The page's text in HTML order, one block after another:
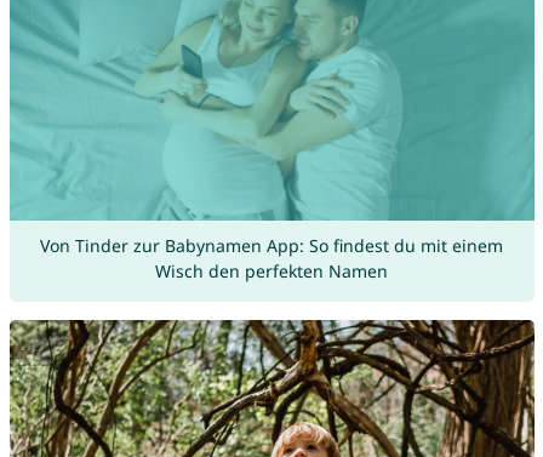
Von Tinder zur Babynamen App: So findest du mit einem
Wisch den perfekten Namen